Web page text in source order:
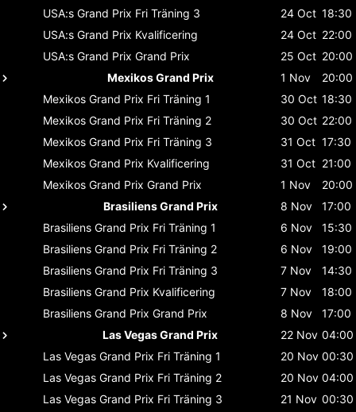
USA:s Grand Prix Fri Träning 3 24 Oct 18:30
USA:s Grand Prix Kvalificering 24 Oct 22:00
USA:s Grand Prix Grand Prix 25 Oct 20:00
Mexikos Grand Prix
1 Nov
20:00
Mexikos Grand Prix Fri Träning 1 30 Oct 18:30
Mexikos Grand Prix Fri Träning 2 30 Oct 22:00
Mexikos Grand Prix Fri Träning 3 31 Oct 17:30
Mexikos Grand Prix Kvalificering 31 Oct 21:00
Mexikos Grand Prix Grand Prix 1 Nov
20:00
Brasiliens Grand Prix
8 Nov
17:00
Brasiliens Grand Prix Fri Träning 1 6 Nov
15:30
Brasiliens Grand Prix Fri Träning 2 6 Nov
19:00
Brasiliens Grand Prix Fri Träning 3 7 Nov
14:30
Brasiliens Grand Prix Kvalificering 7 Nov
18:00
Brasiliens Grand Prix Grand Prix 8 Nov
17:00
Las Vegas Grand Prix
22 Nov 04:00
Las Vegas Grand Prix Fri Träning 1 20 Nov 00:30
Las Vegas Grand Prix Fri Träning 2 20 Nov 04:00
Las Vegas Grand Prix Fri Träning 3 21 Nov 00:30